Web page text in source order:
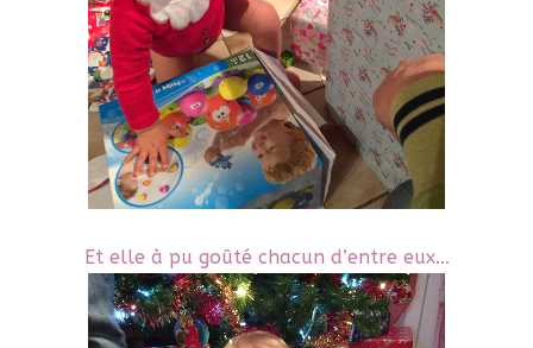
Et elle à pu goûté chacun d’entre eux…